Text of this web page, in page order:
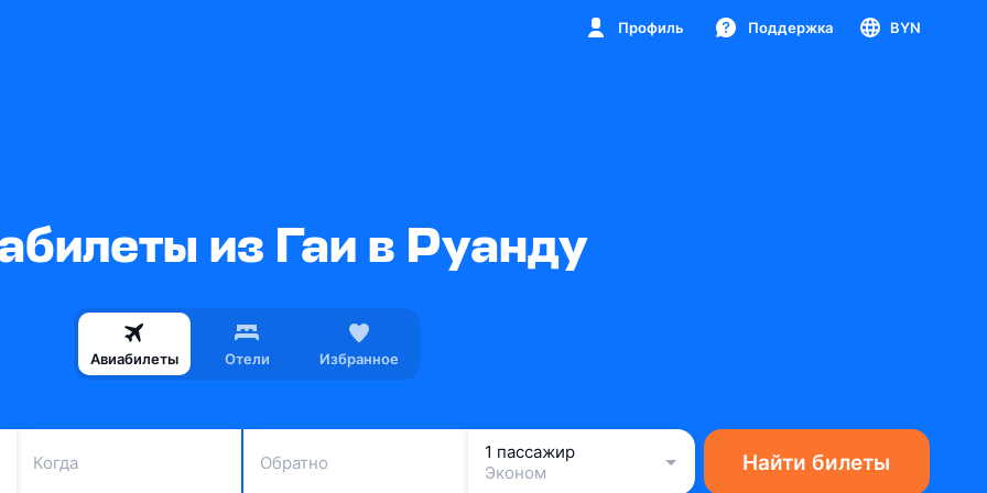
Профиль Поддержка BYN
из Гаи в Руанду
Авиабилеты Отели Избранное
Когда Обратно
1 пассажир
Эконом
Найти билеты